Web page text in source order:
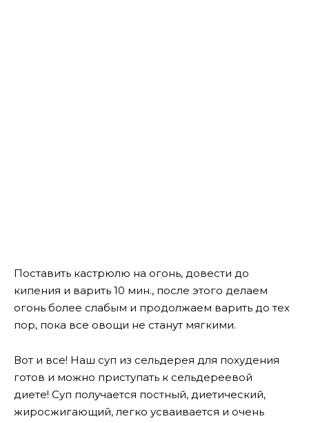
Поставить кастрюлю на огонь, довести до
кипения и варить 10 мин., после этого делаем
огонь более слабым и продолжаем варить до тех
пор, пока все овощи не станут мягкими.
Вот и все! Наш суп из сельдерея для похудения
готов и можно приступать к сельдереевой
диете! Суп получается постный, диетический,
жиросжигающий, легко усваивается и очень